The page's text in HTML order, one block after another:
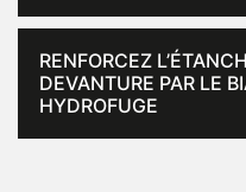
RENFORCEZ
DEVANTURE PAR LE
HYDROFUGE